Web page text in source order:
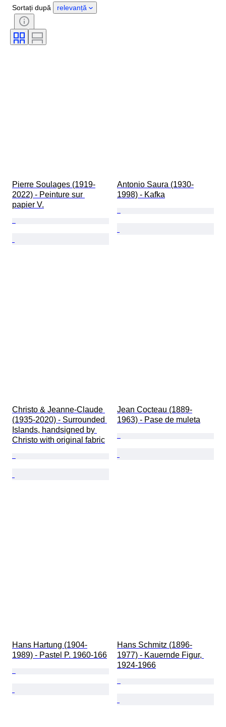
Sortați după relevanță
Pierre Soulages (1919-
2022) - Peinture sur
papier V.
Antonio Saura (1930-
1998) - Kafka
Christo & Jeanne-Claude
(1935-2020) - Surrounded
Islands, handsigned by
Christo with original fabric
Jean Cocteau (1889-
1963) - Pase de muleta
Hans Hartung (1904-
1989) - Pastel P. 1960-166
Hans Schmitz (1896-
1977) - Kauernde Figur,
1924-1966